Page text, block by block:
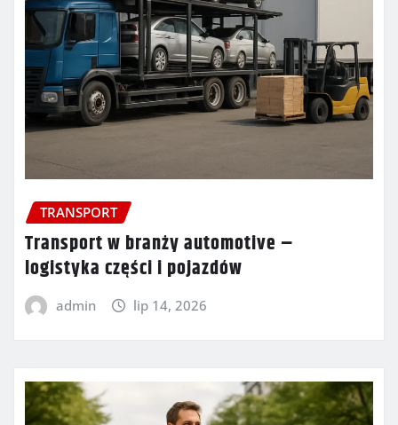
TRANSPORT
Transport w branży automotive –
logistyka części i pojazdów
admin lip 14, 2026